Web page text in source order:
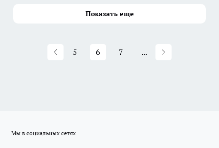
Показать еще
5 6 7 ...
Мы в социальных сетях